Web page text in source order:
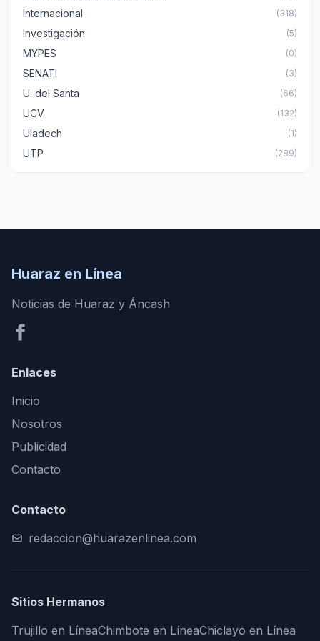
Internacional (318)
Investigación (5)
MYPES (0)
SENATI (3)
U. del Santa (66)
UCV (132)
Uladech (1)
UTP (289)
Huaraz en Línea
Noticias de Huaraz y Áncash
Enlaces
Inicio
Nosotros
Publicidad
Contacto
Contacto
redaccion@huarazenlinea.com
Sitios Hermanos
Trujillo en LíneaChimbote en LíneaChiclayo en Línea